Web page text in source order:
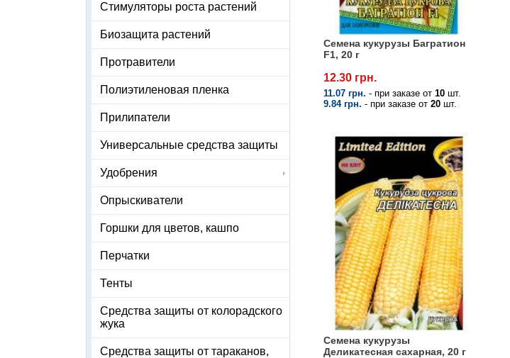
Семена кукурузы Багратион
F1, 20 г
12.30 грн.
11.07 грн. - при заказе от 10 шт.
9.84 грн. - при заказе от 20 шт.
Семена кукурузы
Деликатесная сахарная, 20 г
Стимуляторы роста растений
Биозащита растений
Протравители
Полиэтиленовая пленка
Прилипатели
Универсальные средства защиты
Удобрения
Опрыскиватели
Горшки для цветов, кашпо
Перчатки
Тенты
Средства защиты от колорадского
жука
Средства защиты от тараканов,